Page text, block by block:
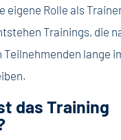
eigene Rolle als
Trainings, die
Teilnehmenden lange
das Training